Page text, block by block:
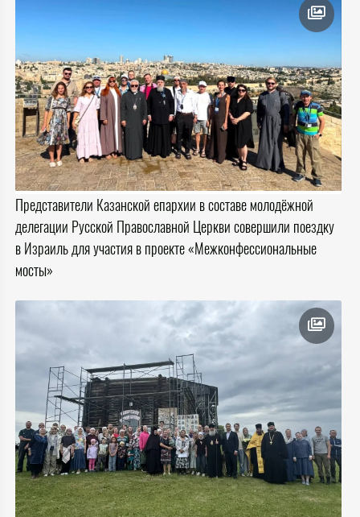
Представители Казанской епархии в составе молодёжной
делегации Русской Православной Церкви совершили поездку
в Израиль для участия в проекте «Межконфессиональные
мосты»